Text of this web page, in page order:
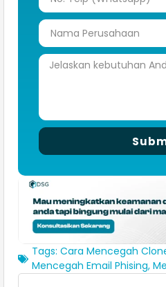
Tags: Cara Mencegah
Mencegah Email Phising,